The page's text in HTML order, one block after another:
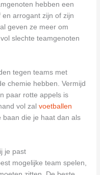
hebben een
arrogant zijn of zijn
geven ze meer om
slechte teamgenoten
tegen teams met
chemie hebben. Vermijd
paar rotte appels is
vol zalvoetballen
baan die je haat dan als
je past
mogelijke team spelen,